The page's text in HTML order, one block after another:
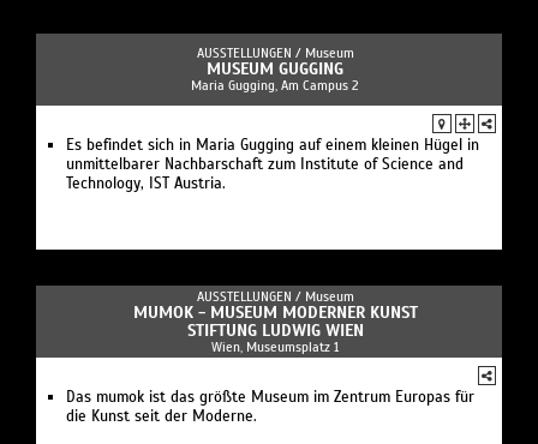
AUSSTELLUNGEN / Museum
MUSEUM GUGGING
Maria Gugging, Am Campus 2
Es befindet sich in Maria Gugging auf einem kleinen Hügel in
unmittelbarer Nachbarschaft zum Institute of Science and
Technology, IST Austria.
AUSSTELLUNGEN / Museum
MUMOK - MUSEUM MODERNER KUNST
STIFTUNG LUDWIG WIEN
Wien, Museumsplatz 1
Das mumok ist das größte Museum im Zentrum Europas für
die Kunst seit der Moderne.